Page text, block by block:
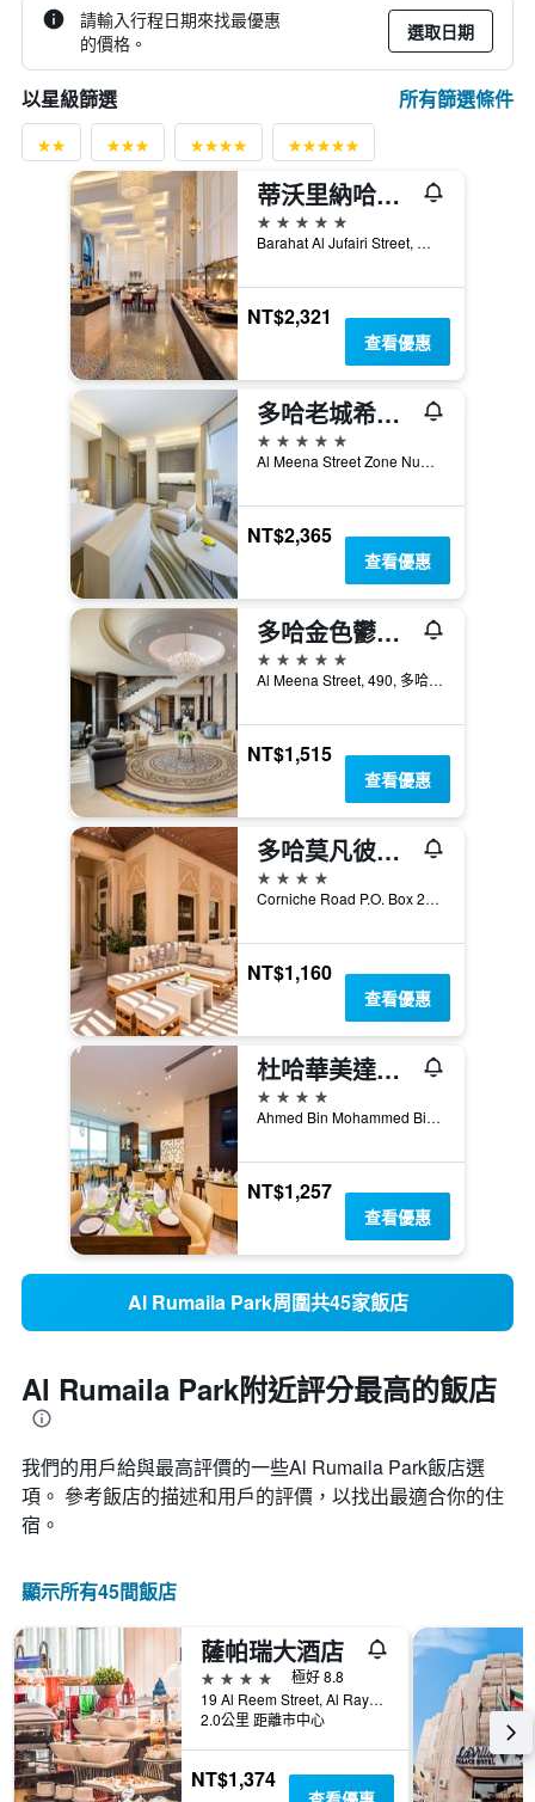
請輸入行程日期來找最優惠
的價格。
選取日期
以星級篩選 所有篩選條件
蒂沃里納哈達多哈飯店
5星級
Barahat Al Jufairi Street, 多哈, 卡達
NT$2,321
查看優惠
多哈老城希爾頓逸林酒店
5星級
Al Meena Street Zone Number 18, 多哈, 卡達
NT$2,365
查看優惠
多哈金色鬱金香酒店
5星級
Al Meena Street, 490, 多哈, 卡達
NT$1,515
查看優惠
多哈莫凡彼酒店
4星級
Corniche Road P.O. Box 24220, 多哈, 卡達
NT$1,160
查看優惠
杜哈華美達安可酒店 - 多哈
4星級
Ahmed Bin Mohammed Bin Thani Street, 多哈, 卡達
NT$1,257
查看優惠
Al Rumaila Park周圍共45家飯店
Al Rumaila Park附近評分最高的飯店
我們的用戶給與最高評價的一些Al Rumaila Park​飯店選
項。 參考飯店的描述和用戶的評價，以找出最適合你的住
宿。
顯示所有45間飯店
薩帕瑞大酒店
4星級
極好 8.8
19 Al Reem Street, Al Rayyan Road, 多哈, 卡達
2.0公里 距離市中心
NT$1,374